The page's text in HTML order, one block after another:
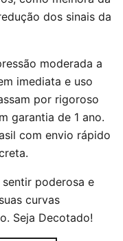
dos sinais da
moderada a
imediata e uso
por rigoroso
garantia de 1 ano.
com envio rápido
poderosa e
curvas
Seja Decotado!